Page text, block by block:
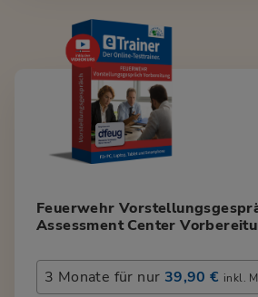
Feuerwehr
Assessment Center
3 Monate für nur 39,90 € inkl.